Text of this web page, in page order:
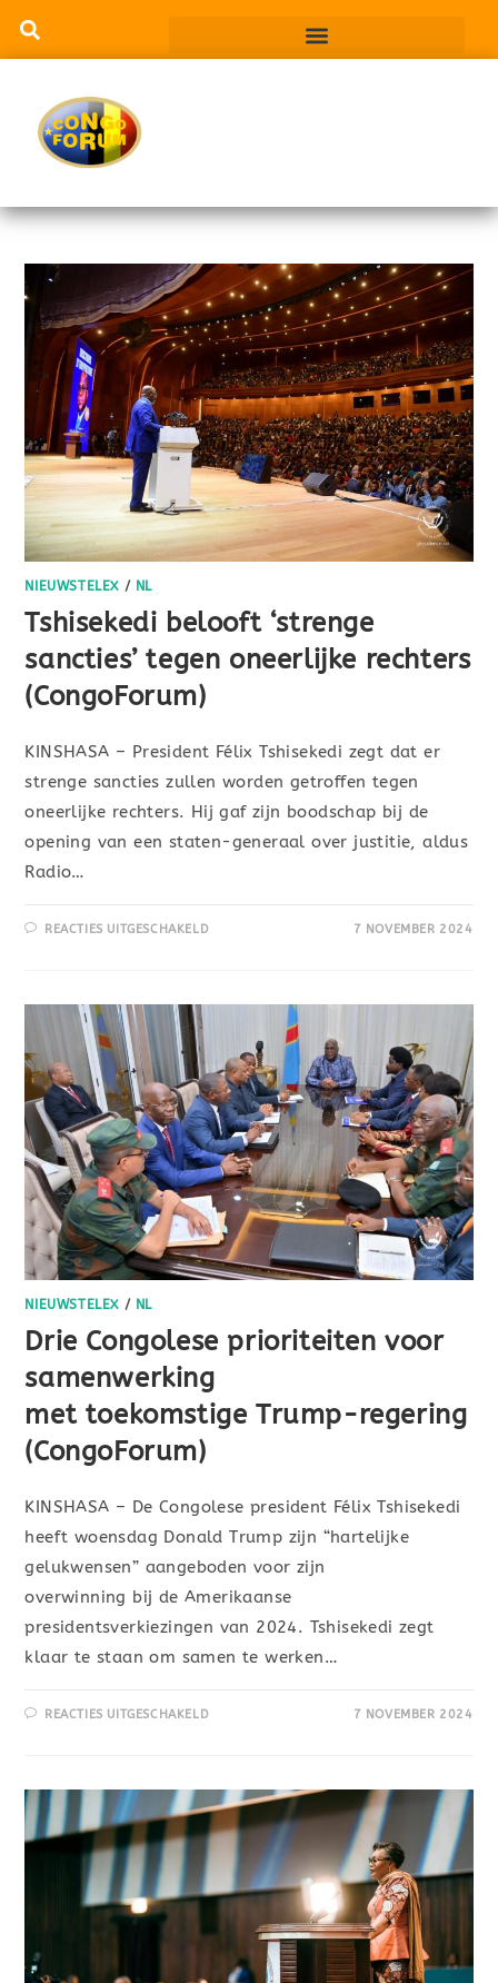
NIEUWSTELEX / NL
Tshisekedi belooft ‘strenge
sancties’ tegen oneerlijke rechters
(CongoForum)
KINSHASA – President Félix Tshisekedi zegt dat er
strenge sancties zullen worden getroffen tegen
oneerlijke rechters. Hij gaf zijn boodschap bij de
opening van een staten-generaal over justitie, aldus
Radio…
REACTIES UITGESCHAKELD 7 NOVEMBER 2024
NIEUWSTELEX / NL
Drie Congolese prioriteiten voor
samenwerking
met toekomstige Trump-regering
(CongoForum)
KINSHASA – De Congolese president Félix Tshisekedi
heeft woensdag Donald Trump zijn “hartelijke
gelukwensen” aangeboden voor zijn
overwinning bij de Amerikaanse
presidentsverkiezingen van 2024. Tshisekedi zegt
klaar te staan om samen te werken…
REACTIES UITGESCHAKELD 7 NOVEMBER 2024